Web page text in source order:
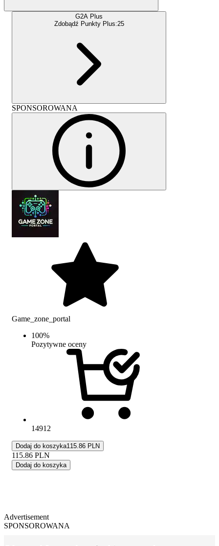
G2A Plus
Zdobądź Punkty Plus:25
SPONSOROWANA
Game_zone_portal
100%
Pozytywne oceny
14912
Dodaj do koszyka115.86 PLN
115.86 PLN
Dodaj do koszyka
Advertisement
SPONSOROWANA